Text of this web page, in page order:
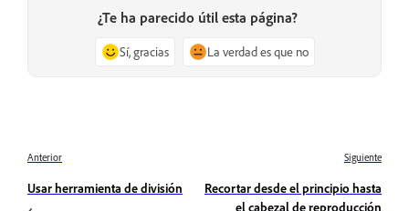
¿Te ha parecido útil esta página?
Sí, gracias La verdad es que no
Anterior
Usar herramienta de división
Siguiente
Recortar desde el principio hasta
el cabezal de reproducción